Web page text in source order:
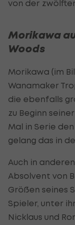
von der
Morikawa
Woods
Morikawa (im
Wanamaker
die ebenfalls
zu Beginn seiner
Mal in Serie
gelang das in
Auch in
Absolvent von
Größen seines
Spieler, unter
Nicklaus und